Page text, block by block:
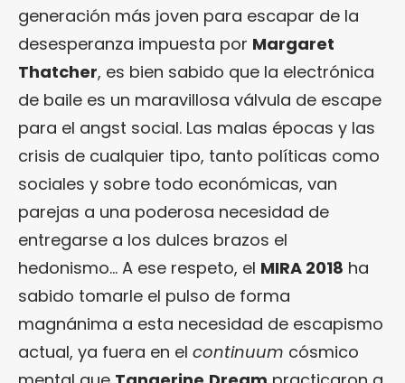
generación más joven para escapar de la
desesperanza impuesta por Margaret
Thatcher, es bien sabido que la electrónica
de baile es un maravillosa válvula de escape
para el angst social. Las malas épocas y las
crisis de cualquier tipo, tanto políticas como
sociales y sobre todo económicas, van
parejas a una poderosa necesidad de
entregarse a los dulces brazos el
hedonismo… A ese respeto, el MIRA 2018 ha
sabido tomarle el pulso de forma
magnánima a esta necesidad de escapismo
actual, ya fuera en el continuum cósmico